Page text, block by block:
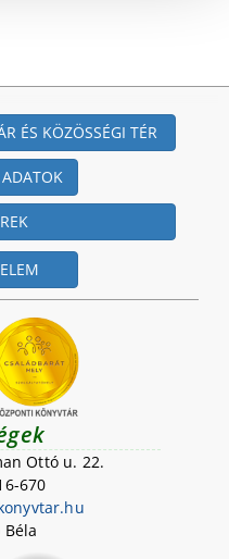
ÉS KÖZÖSSÉGI TÉR
Ottó u. 22.
670
onyvtar.hu
Béla